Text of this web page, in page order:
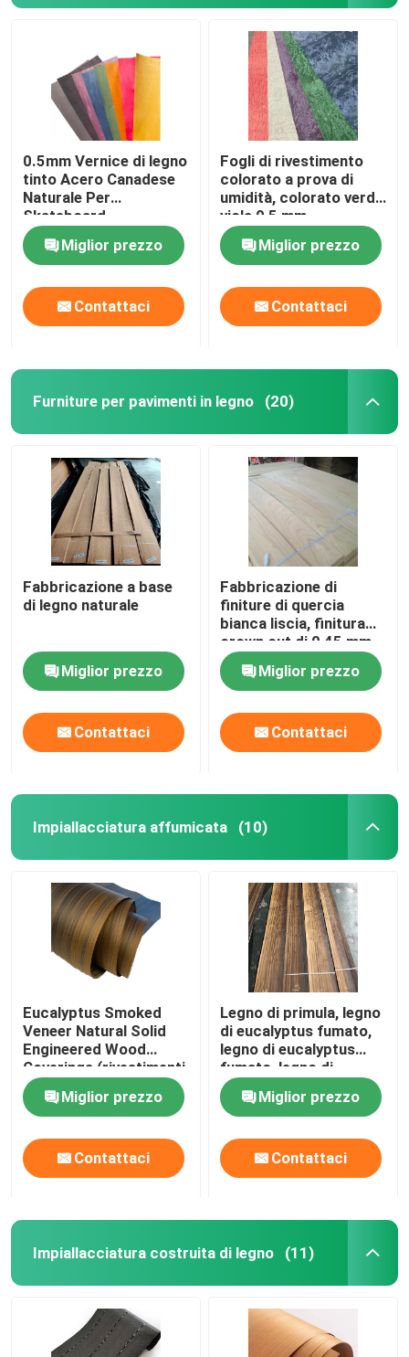
0.5mm Vernice di legno
tinto Acero Canadese
Naturale Per
Skateboard
Fingerboard
Miglior prezzo
Contattaci
Fogli di rivestimento
colorato a prova di
umidità, colorato verde
viola 0,5 mm
Rivestimento di legno
Miglior prezzo
Contattaci
Furniture per pavimenti in legno (20)
Fabbricazione a base
di legno naturale
Miglior prezzo
Contattaci
Fabbricazione di
finiture di quercia
bianca liscia, finitura
crown cut di 0,45 mm
naturale per la
decorazione.
Miglior prezzo
Contattaci
Impiallacciatura affumicata (10)
Eucalyptus Smoked
Veneer Natural Solid
Engineered Wood
Coverings (rivestimenti
in legno massello
artificiale)Miglior prezzo
Contattaci
Legno di primula, legno
di eucalyptus fumato,
legno di eucalyptus
fumato, legno di
eucalyptus fumato,
legno di eucalyptus
fumato, legno di
eucalyptus fumato,
legno di eucalyptus
fumato, legno di
eucalyptus fumato,
legno di eucalyptus
fumato, legno di
eucalyptus fumato,
legno di eucalyptus
fumato, legno di
Miglior prezzo
Contattaci
Impiallacciatura costruita di legno (11)